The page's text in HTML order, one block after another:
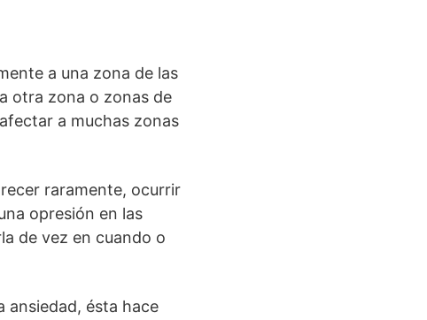
a una zona de las
otra zona o zonas de
a muchas zonas
raramente, ocurrir
opresión en las
de vez en cuando o
ansiedad, ésta hace